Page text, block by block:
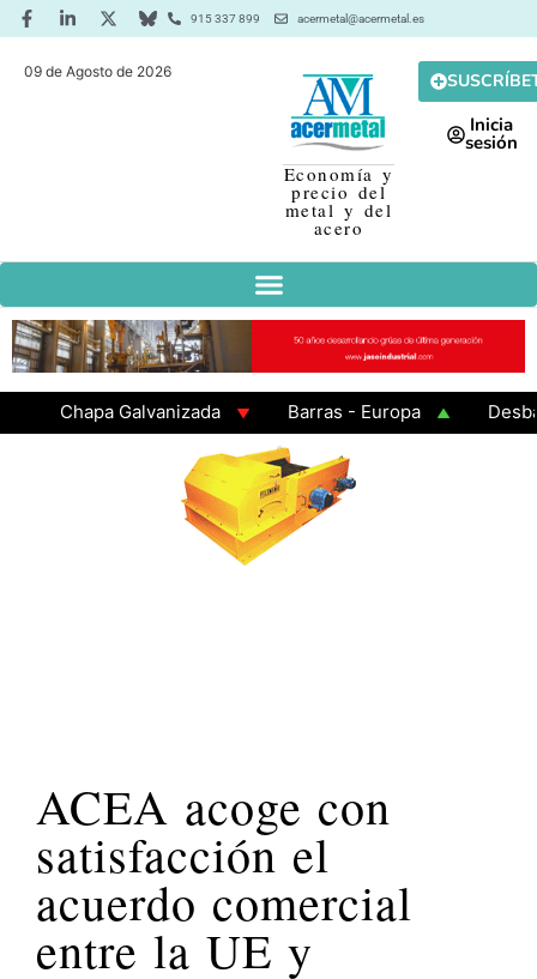
915 337 899 acermetal@acermetal.es
09 de Agosto de 2026
Economía y
precio del
metal y del
acero
Inicia
sesión
Chapa Galvanizada Barras - Europa
GAMA 3 - Cuadrados 200x200x8
ACEA acoge con
satisfacción el
acuerdo comercial
entre la UE y